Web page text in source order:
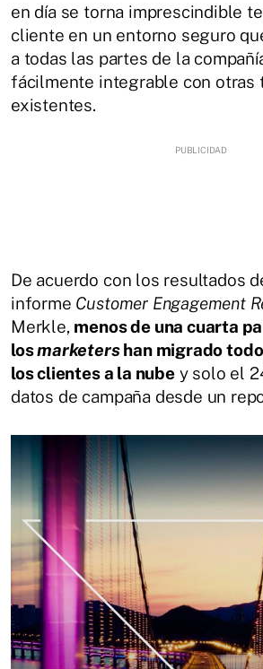
en día se torna imprescindible
cliente en un entorno seguro
a todas las partes de la
fácilmente integrable con otras
existentes.
De acuerdo con los resultados
informe Customer Engagement
Merkle, menos de una cuarta
losmarketershan migrado
los clientes a la nubey solo el
datos de campaña desde un